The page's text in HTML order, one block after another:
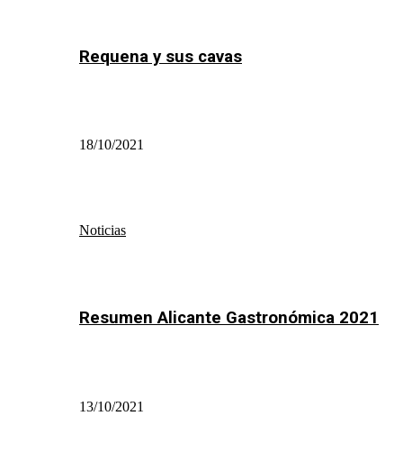
Requena y sus cavas
18/10/2021
Noticias
Resumen Alicante Gastronómica 2021
13/10/2021